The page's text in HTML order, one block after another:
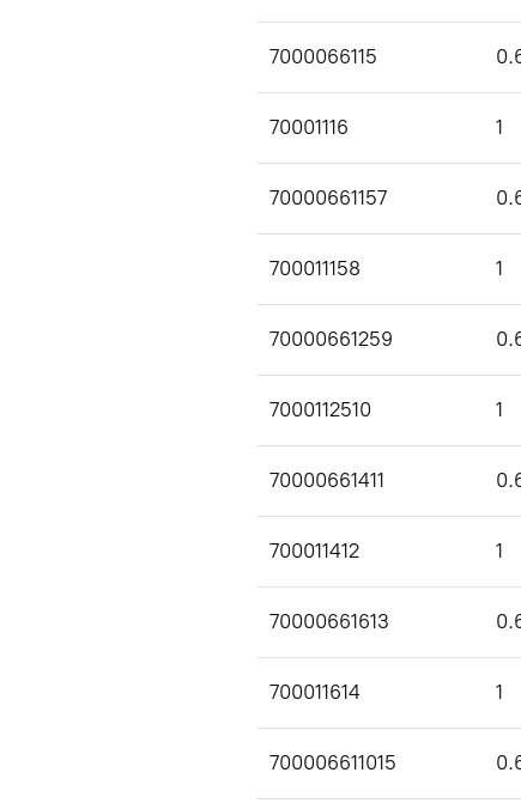
7000066115
70001116 1
70000661157
700011158 1
70000661259
7000112510 1
70000661411
700011412 1
70000661613
700011614 1
700006611015